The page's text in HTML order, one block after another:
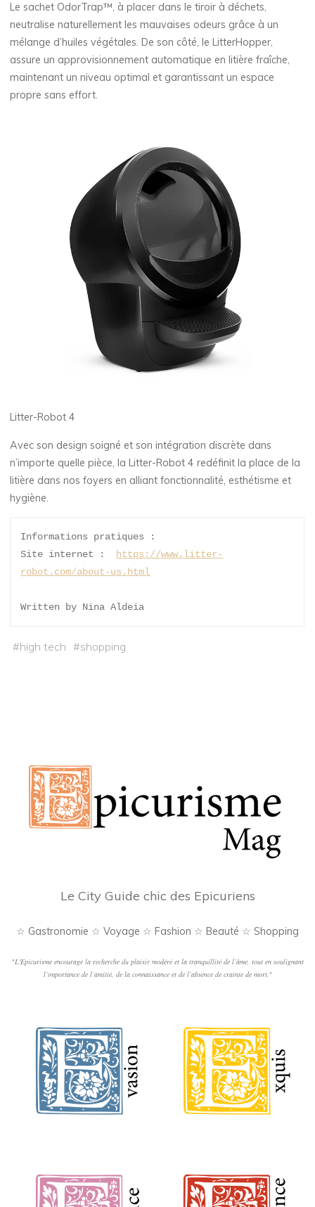
Le sachet OdorTrap™, à placer dans le tiroir à déchets,
neutralise naturellement les mauvaises odeurs grâce à un
mélange d’huiles végétales. De son côté, le LitterHopper,
assure un approvisionnement automatique en litière fraîche,
maintenant un niveau optimal et garantissant un espace
propre sans effort.
Litter-Robot 4
Avec son design soigné et son intégration discrète dans
n’importe quelle pièce, la Litter-Robot 4 redéfinit la place de la
litière dans nos foyers en alliant fonctionnalité, esthétisme et
hygiène.
Informations pratiques :
Site internet : https://www.litter-
robot.com/about-us.html
Written by Nina Aldeia
#high tech #shopping
Le City Guide chic des Epicuriens
☆ Gastronomie ☆ Voyage ☆ Fashion ☆ Beauté ☆ Shopping
"L'Epicurisme encourage la recherche du plaisir modéré et la tranquillité de l’âme, tout en soulignant
l’importance de l’amitié, de la connaissance et de l’absence de crainte de mort."